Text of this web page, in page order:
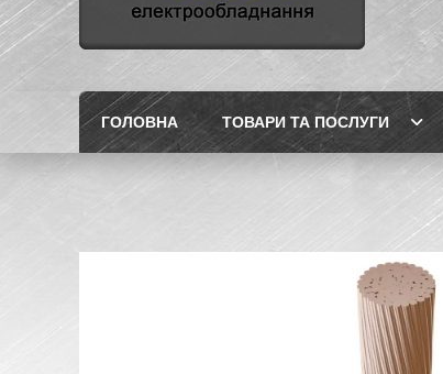
ГОЛОВНА ТОВАРИ ТА ПОСЛУГИ